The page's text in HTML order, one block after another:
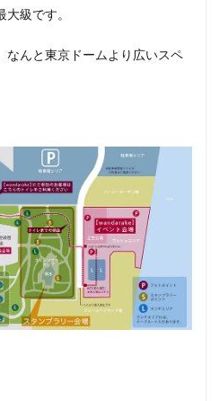
級です。
なんと東京ドームより広いスペ